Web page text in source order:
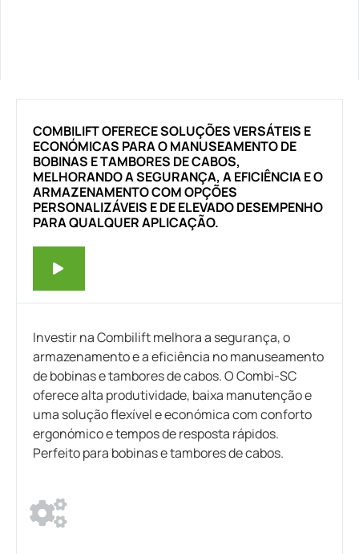
COMBILIFT OFERECE SOLUÇÕES VERSÁTEIS E
ECONÓMICAS PARA O MANUSEAMENTO DE
BOBINAS E TAMBORES DE CABOS,
MELHORANDO A SEGURANÇA, A EFICIÊNCIA E O
ARMAZENAMENTO COM OPÇÕES
PERSONALIZÁVEIS E DE ELEVADO DESEMPENHO
PARA QUALQUER APLICAÇÃO.
Investir na Combilift melhora a segurança, o
armazenamento e a eficiência no manuseamento
de bobinas e tambores de cabos. O Combi-SC
oferece alta produtividade, baixa manutenção e
uma solução flexível e económica com conforto
ergonómico e tempos de resposta rápidos.
Perfeito para bobinas e tambores de cabos.